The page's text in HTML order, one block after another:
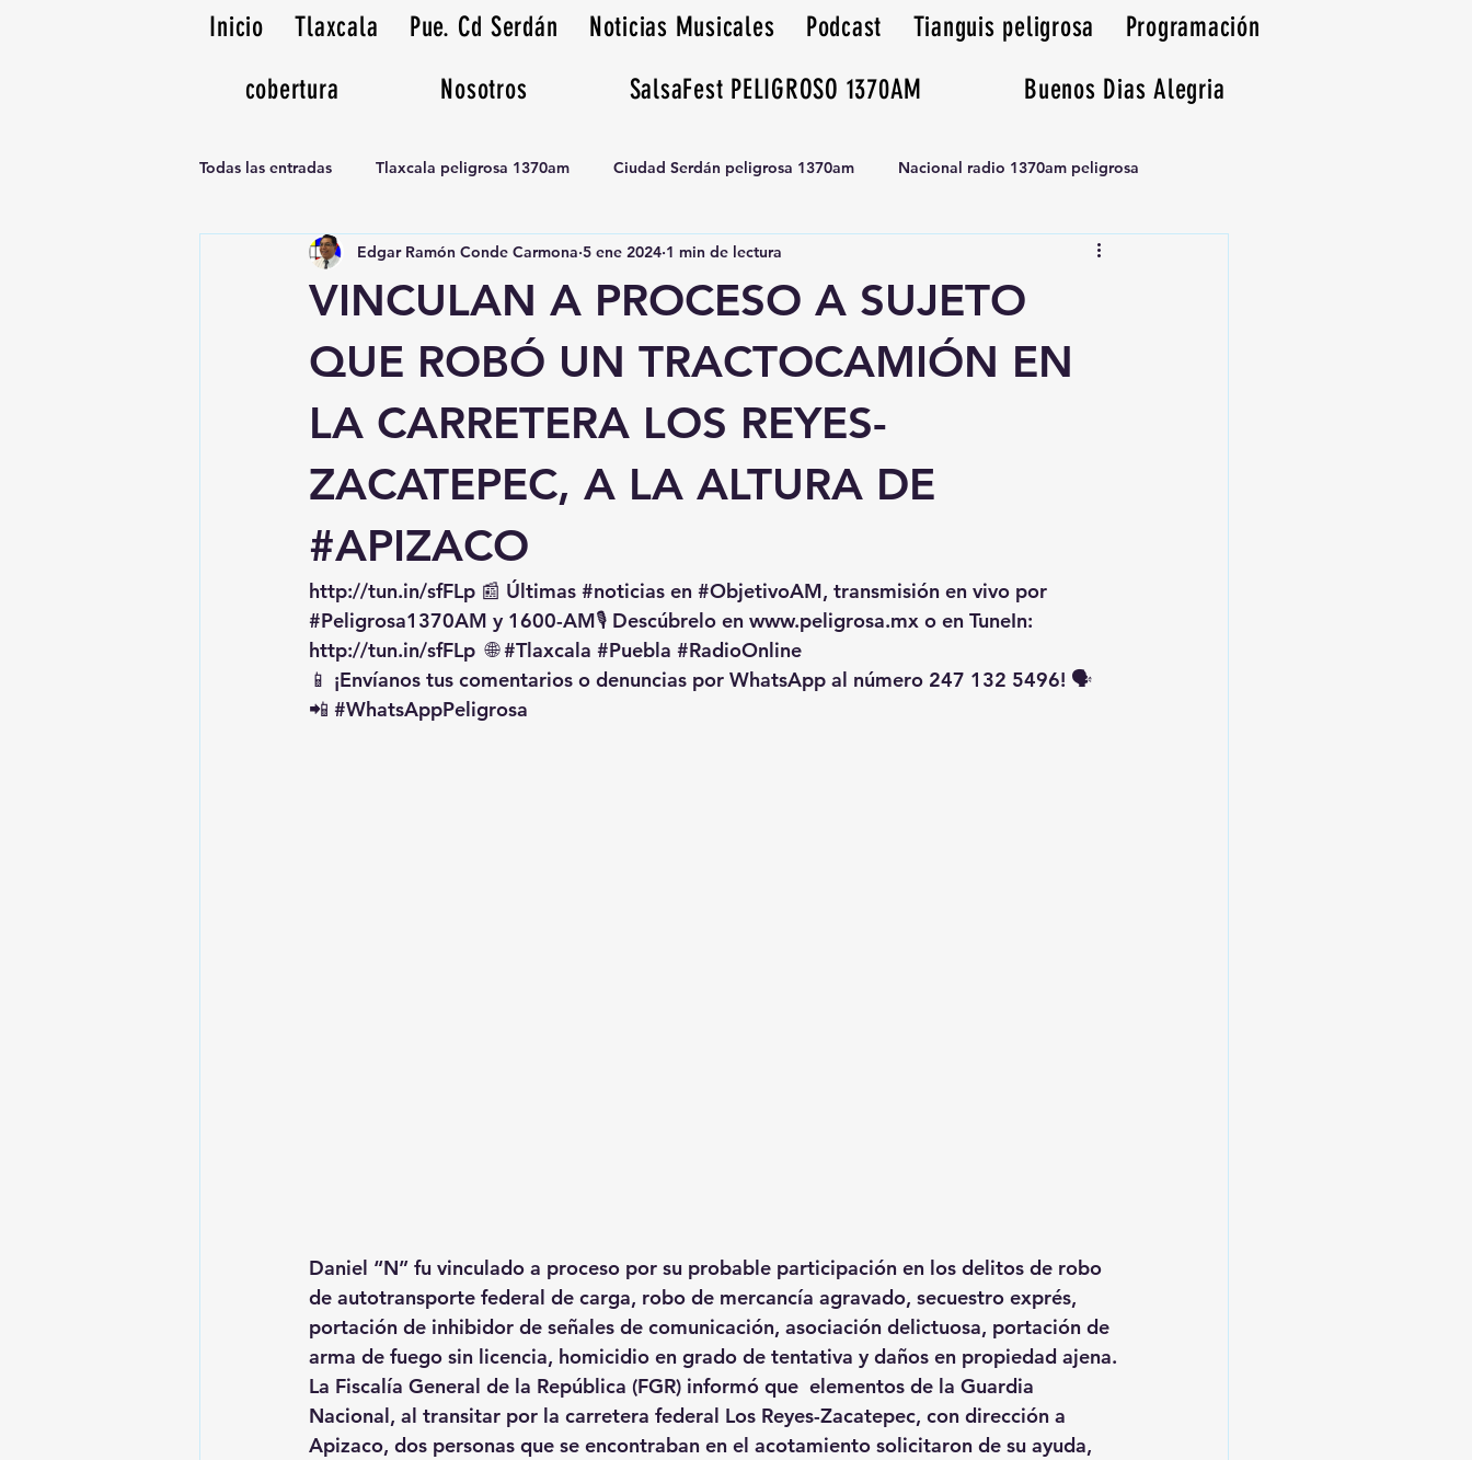
Inicio Tlaxcala Pue. Cd Serdán Noticias Musicales Podcast Tianguis peligrosa
Programación
cobertura
Nosotros SalsaFest PELIGROSO 1370AM Buenos Dias Alegria
Todas las entradas Tlaxcala peligrosa 1370am Ciudad Serdán peligrosa 1370am Nacional radio 1370am peligrosa
Noticias Musicales radio 1370am Tianguis peligrosa 1370am huamantla
VINCULAN A PROCESO A SUJETO
QUE ROBÓ UN TRACTOCAMIÓN EN
LA CARRETERA LOS REYES-
ZACATEPEC, A LA ALTURA DE
#APIZACO
Edgar Ramón Conde Carmona 5 ene 2024 1 min de lectura
http://tun.in/sfFLp 📰 Últimas #noticias en #ObjetivoAM, transmisión en vivo por
#Peligrosa1370AM y 1600-AM🎙️ Descúbrelo en www.peligrosa.mx o en TuneIn:
http://tun.in/sfFLp 🌐 #Tlaxcala #Puebla #RadioOnline
📱 ¡Envíanos tus comentarios o denuncias por WhatsApp al número 247 132 5496! 🗣️
📲 #WhatsAppPeligrosa
Daniel “N” fu vinculado a proceso por su probable participación en los delitos de robo
de autotransporte federal de carga, robo de mercancía agravado, secuestro exprés,
portación de inhibidor de señales de comunicación, asociación delictuosa, portación de
arma de fuego sin licencia, homicidio en grado de tentativa y daños en propiedad ajena.
La Fiscalía General de la República (FGR) informó que  elementos de la Guardia
Nacional, al transitar por la carretera federal Los Reyes-Zacatepec, con dirección a
Apizaco, dos personas que se encontraban en el acotamiento solicitaron de su ayuda,